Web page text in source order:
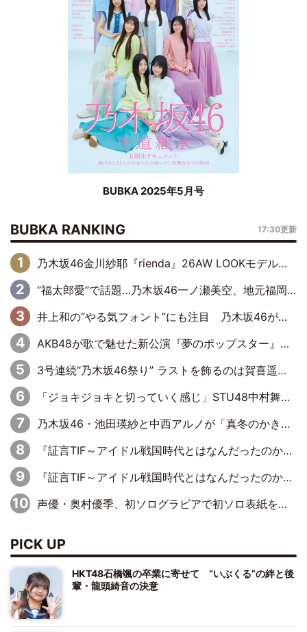
BUBKA 2025年5月号
BUBKA RANKING 17:30更新
乃木坂46金川紗耶『rienda』26AW LOOKモデルに就任
“福太郎愛”で話題…乃木坂46一ノ瀬美空、地元福岡『めんべい25周年トップサポーター』に就任
井上和の“やる気フォント”にも注目 乃木坂46が挑んだ書道パフォーマンスの舞台裏
AKB48が歌で魅せた新公演『夢のポップスター』 初日から全身全霊のステージ
3号連続“乃木坂46祭り” ラストを飾るのは賀喜遥香…5年ぶりの登場に「5年分大人になった私を見ていただけたら」
「ジョキジョキと切っていく感じ」STU48中村舞、新しい挑戦は自らの手で
乃木坂46・池田瑛紗と中西アルノが「真冬のかき氷」騒動で火花散らす！ 因縁の裏にあるのは、逆境をともに“凌”ぐ似た者同士の絆
『証言TIF～アイドル戦国時代とはなんだったのか～』第11回：私立恵比寿中学・真山りか×安本彩花「TIFで10年ぶりのキョンシーメイクをしたら、場を完全に引かせてしまって。時代が変わったんだなって」
『証言TIF～アイドル戦国時代とはなんだったのか～』第6回：でんぱ組.inc・古川未鈴×相沢梨紗「『ハロプロやりたかったな』って言ったら、夢眠ねむさんに『てめえはでんぱ組．incなんだよ！』って肩パンされて(笑)」
声優・奥村優季、初ソログラビアで初ソロ表紙を飾る！ 初めて見せる表情や、声優を志したきっかけなどを語った必読のインタビューを掲載
PICK UP
HKT48石橋颯の卒業に寄せて “いぶくる”の絆と後
輩・龍頭綺音の決意